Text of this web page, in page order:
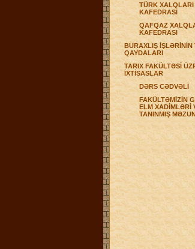
TÜRK XALQLARI
KAFEDRASI
QAFQAZ
KAFEDRASI
BURAXLIŞ İŞLƏRİNİN
QAYDALARI
TARIX FAKÜLTƏSİ
İXTİSASLAR
DƏRS CƏDVƏLİ
FAKÜLTƏMİZİN
ELM XADİMLƏRİ
TANINMIŞ